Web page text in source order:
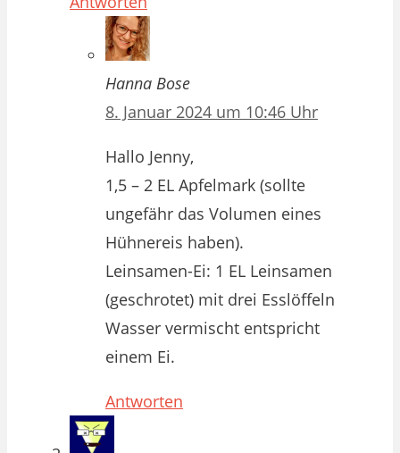
Hanna Bose
8. Januar 2024 um 10:46 Uhr
Hallo Jenny,
1,5 – 2 EL Apfelmark (sollte
ungefähr das Volumen eines
Hühnereis haben).
Leinsamen-Ei: 1 EL Leinsamen
(geschrotet) mit drei Esslöffeln
Wasser vermischt entspricht
einem Ei.
Antworten